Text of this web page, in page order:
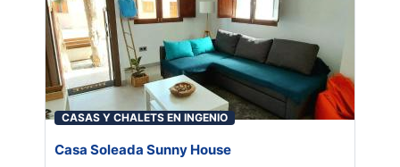
CASAS Y CHALETS EN INGENIO
Casa Soleada Sunny House